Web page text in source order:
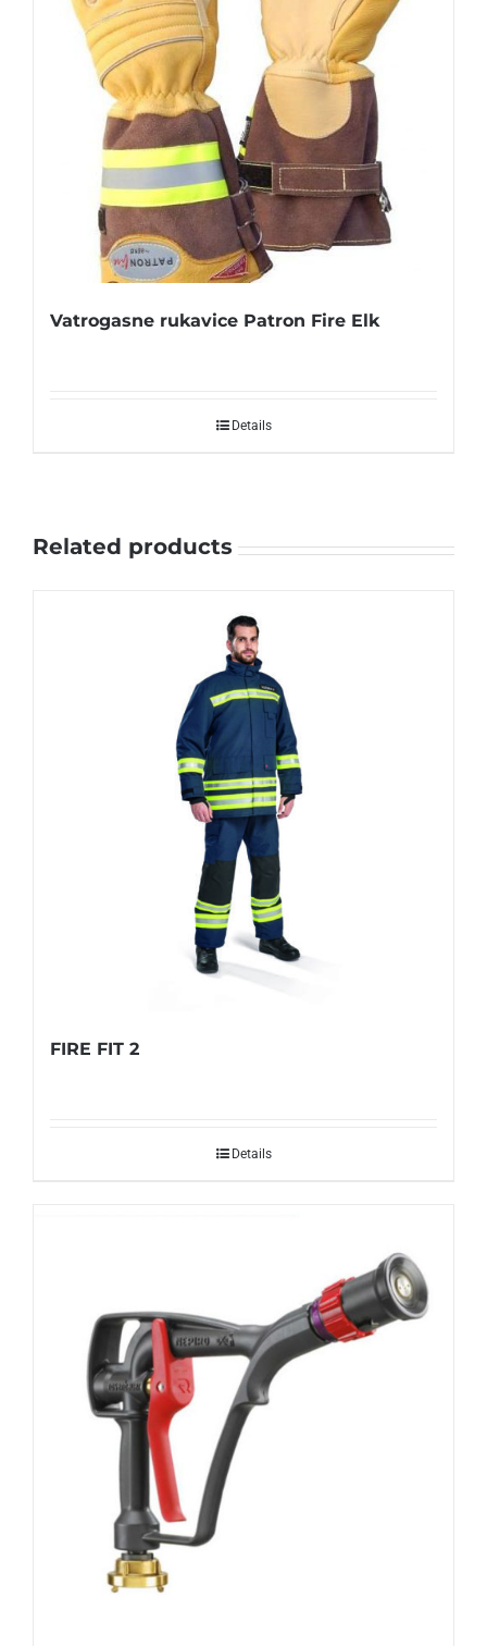
Vatrogasne rukavice Patron Fire Elk
Details
Related products
FIRE FIT 2
Details